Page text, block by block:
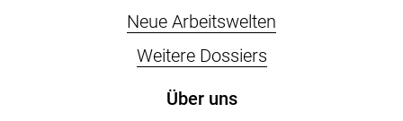
Neue Arbeitswelten
Weitere Dossiers
Über uns